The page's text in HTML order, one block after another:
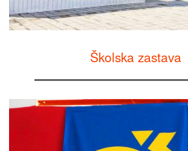
Školska zastava